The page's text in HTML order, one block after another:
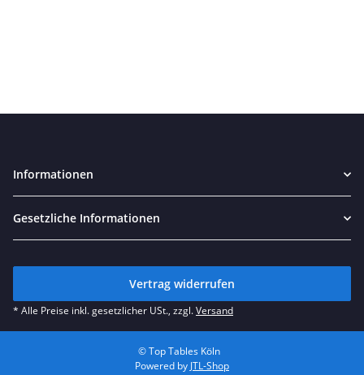
Informationen
Gesetzliche Informationen
Vertrag widerrufen
* Alle Preise inkl. gesetzlicher USt., zzgl.Versand
© Top Tables Köln
Powered by JTL-Shop